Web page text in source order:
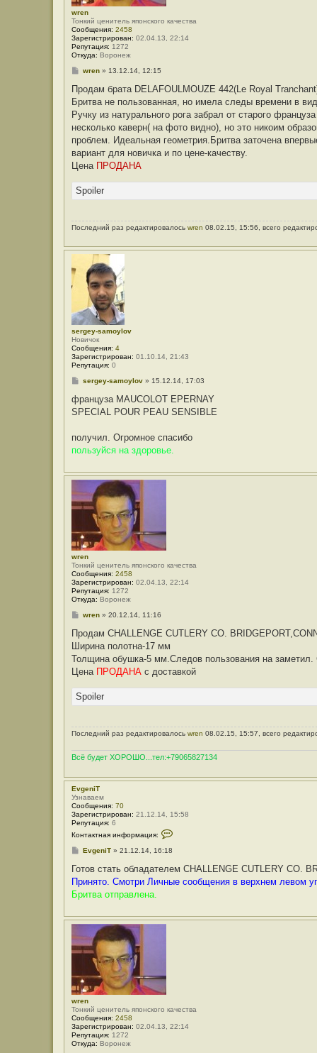
wren
Тонкий ценитель японского качества
Сообщения: 2458
Зарегистрирован: 02.04.13, 22:14
Репутация: 1272
Откуда: Воронеж
С
о
щ
е
н
и
е
wren» 13.12.14, 12:15
Продам брата DELAFOULMOUZE 442(Le Royal
Бритва не пользованная, но имела следы времени в
Ручку из натурального рога забрал от старого
несколько каверн( на фото видно), но это никоим
проблем. Идеальная геометрия.Бритва заточена
вариант для новичка и по цене-качеству.
Цена ПРОДАНА
Spoiler
Последний раз редактировалось wren 08.02.15, 15:56, всего
sergey-samoylov
Новичок
Сообщения: 4
Зарегистрирован: 01.10.14, 21:43
Репутация: 0
С
о
б
щ
и
е
sergey-samoylov» 15.12.14, 17:03
француза MAUCOLOT EPERNAY
SPECIAL POUR PEAU SENSIBLE
получил. Огромное спасибо
пользуйся на здоровье.
wren
Тонкий ценитель японского качества
Сообщения: 2458
Зарегистрирован: 02.04.13, 22:14
Репутация: 1272
Откуда: Воронеж
С
о
щ
е
и
wren» 20.12.14, 11:16
Продам CHALLENGE CUTLERY CO.
Ширина полотна-17 мм
Толщина обушка-5 мм.Следов пользования на заметил.
Цена ПРОДАНА с доставкой
Spoiler
Последний раз редактировалось wren 08.02.15, 15:57, всего
Всё будет ХОРОШО...тел:+79065827134
EvgeniT
Узнаваем
Сообщения: 70
Зарегистрирован: 21.12.14, 15:58
Репутация: 6
Контактная информация:
к
т
и
о
ь
С
о
щ
е
е
EvgeniT» 21.12.14, 16:18
Готов стать обладателем CHALLENGE CUTLERY CO.
Принято. Смотри Личные сообщения в верхнем левом
Бритва отправлена.
wren
Тонкий ценитель японского качества
Сообщения: 2458
Зарегистрирован: 02.04.13, 22:14
Репутация: 1272
Откуда: Воронеж